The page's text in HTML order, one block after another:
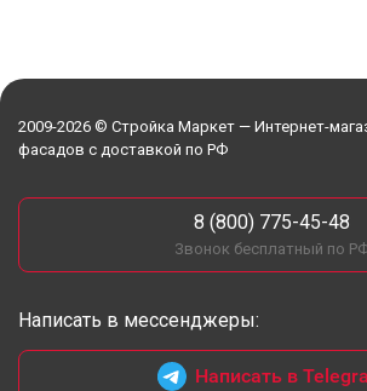
2009-2026 © Стройка Маркет — Интернет-
фасадов с доставкой по РФ
8 (800) 775-45-48
Звонок бесплатный по
Написать в мессенджеры:
Написать в